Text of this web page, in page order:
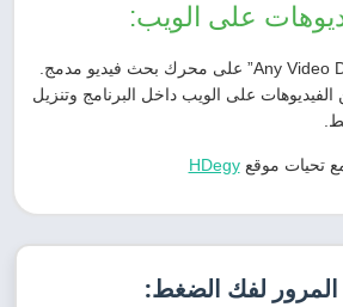
على الويب:
على الويب داخل البرنامج وتنزيل
تحيات موقعHDegy
المرور لفك الضغط: